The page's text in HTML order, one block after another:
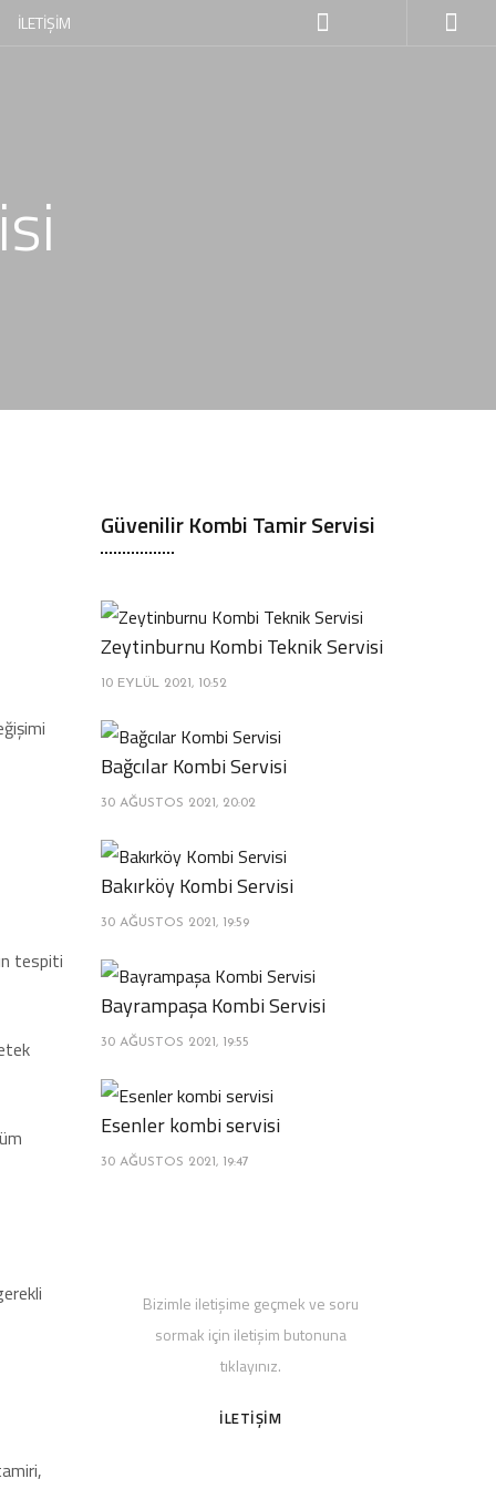
İLETİŞİM
tespiti
Güvenilir Kombi Tamir Servisi
Zeytinburnu Kombi Teknik Servisi
10 EYLÜL 2021, 10:52
Bağcılar Kombi Servisi
30 AĞUSTOS 2021, 20:02
Bakırköy Kombi Servisi
30 AĞUSTOS 2021, 19:59
Bayrampaşa Kombi Servisi
30 AĞUSTOS 2021, 19:55
Esenler kombi servisi
30 AĞUSTOS 2021, 19:47
Bizimle iletişime geçmek ve soru
sormak için iletişim butonuna
tıklayınız.
İLETİŞİM